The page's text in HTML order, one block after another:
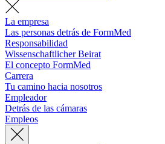
La empresa
Las personas detrás de FormMed
Responsabilidad
Wissenschaftlicher Beirat
El concepto FormMed
Carrera
Tu camino hacia nosotros
Empleador
Detrás de las cámaras
Empleos